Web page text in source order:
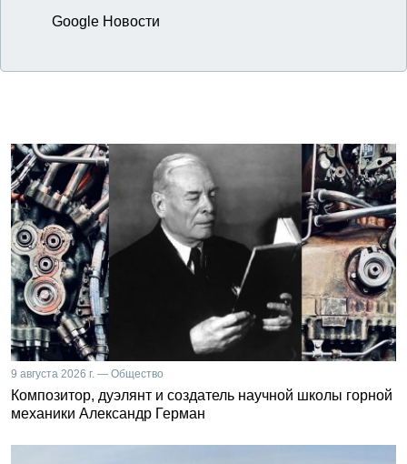
Google Новости
9 августа 2026 г. — Общество
Композитор, дуэлянт и создатель научной школы горной
механики Александр Герман